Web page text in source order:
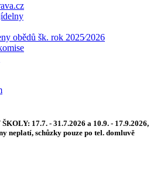
obědů šk. rok 2025⁄2026
17.7. - 31.7.2026 a 10.9. - 17.9.2026,
neplatí, schůzky pouze po tel. domluvě